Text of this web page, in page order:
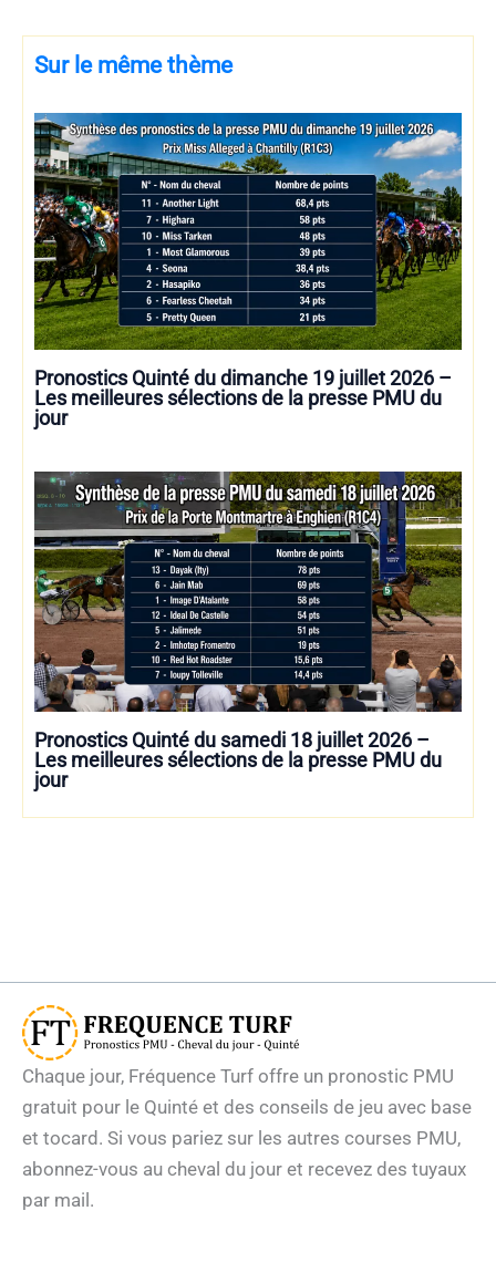
Sur le même thème
Pronostics Quinté du dimanche 19 juillet 2026 –
Les meilleures sélections de la presse PMU du
jour
Pronostics Quinté du samedi 18 juillet 2026 –
Les meilleures sélections de la presse PMU du
jour
Chaque jour, Fréquence Turf offre un pronostic PMU
gratuit pour le Quinté et des conseils de jeu avec base
et tocard. Si vous pariez sur les autres courses PMU,
abonnez-vous au cheval du jour et recevez des tuyaux
par mail.